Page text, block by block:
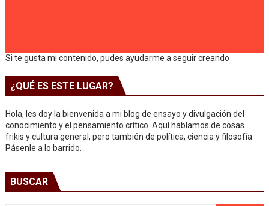
Si te gusta mi contenido, pudes ayudarme a seguir creando
¿QUÉ ES ESTE LUGAR?
Hola, les doy la bienvenida a mi blog de ensayo y divulgación del
conocimiento y el pensamiento crítico. Aquí hablamos de cosas
frikis y cultura general, pero también de política, ciencia y filosofía.
Pásenle a lo barrido.
BUSCAR